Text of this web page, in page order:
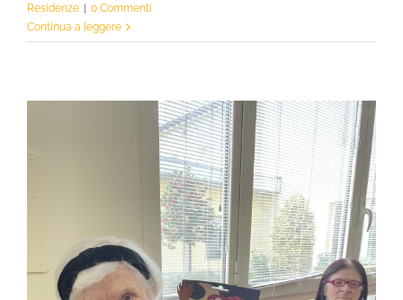
Residenze | 0 Commenti
Continua a leggere